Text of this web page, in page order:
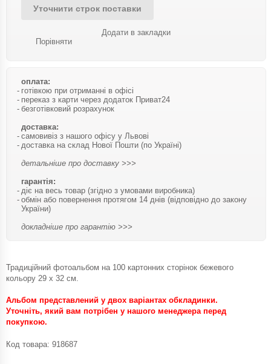
Уточнити строк поставки
Порівняти
Додати в закладки
оплата:
готівкою при отриманні в офісі
переказ з карти через додаток Приват24
безготівковий розрахунок
доставка:
самовивіз з нашого офісу у Львові
доставка на склад Нової Пошти (по Україні)
детальніше про доставку >>>
гарантія:
діє на весь товар (згідно з умовами виробника)
обмін або повернення протягом 14 днів (відповідно до закону
України)
докладніше про гарантію >>>
Традиційний фотоальбом на 100 картонних сторінок бежевого
кольору 29 х 32 см.
Альбом представлений у двох варіантах обкладинки.
Уточніть, який вам потрібен у нашого менеджера перед
покупкою.
Код товара: 918687